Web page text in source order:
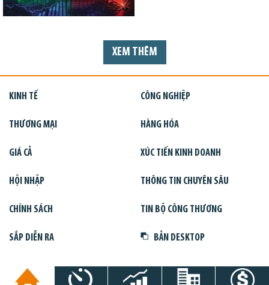
XEM THÊM
KINH TẾ CÔNG NGHIỆP
THƯƠNG MẠI HÀNG HÓA
GIÁ CẢ XÚC TIẾN KINH DOANH
HỘI NHẬP THÔNG TIN CHUYÊN SÂU
CHÍNH SÁCH TIN BỘ CÔNG THƯƠNG
SẮP DIỄN RA BẢN DESKTOP